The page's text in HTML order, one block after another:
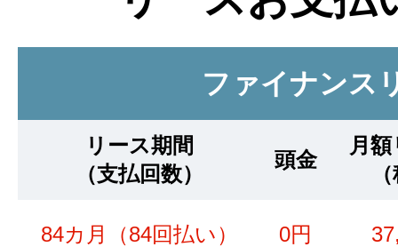
ファイナンス
リース期間
（支払回数）
頭金
月
84カ月（84回払い） 0円